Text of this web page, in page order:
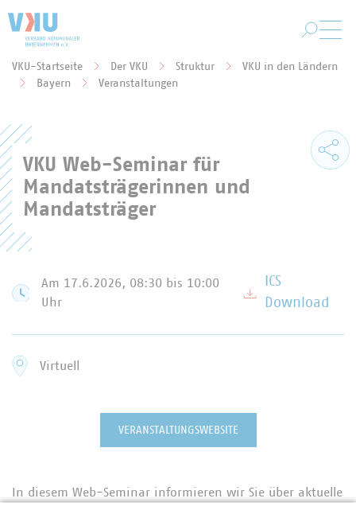
Sie befinden sich hier:
VKU-Startseite Der VKU Struktur
VKU in den Ländern
Bayern
Veranstaltungen
VKU Web-Seminar für
Mandatsträgerinnen und
Mandatsträger
Am 17.6.2026, 08:30 bis 10:00
Uhr
ICS
Download
Virtuell
VERANSTALTUNGSWEBSITE
In diesem Web-Seminar informieren wir Sie über aktuelle